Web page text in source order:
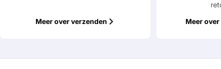
Meer over verzenden
Meer